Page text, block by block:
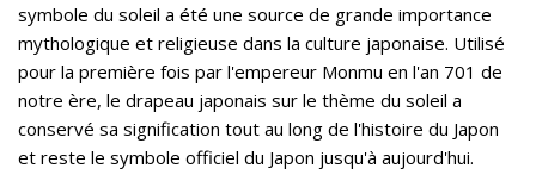
symbole du soleil a été une source de grande importance
mythologique et religieuse dans la culture japonaise. Utilisé
pour la première fois par l'empereur Monmu en l'an 701 de
notre ère, le drapeau japonais sur le thème du soleil a
conservé sa signification tout au long de l'histoire du Japon
et reste le symbole officiel du Japon jusqu'à aujourd'hui.